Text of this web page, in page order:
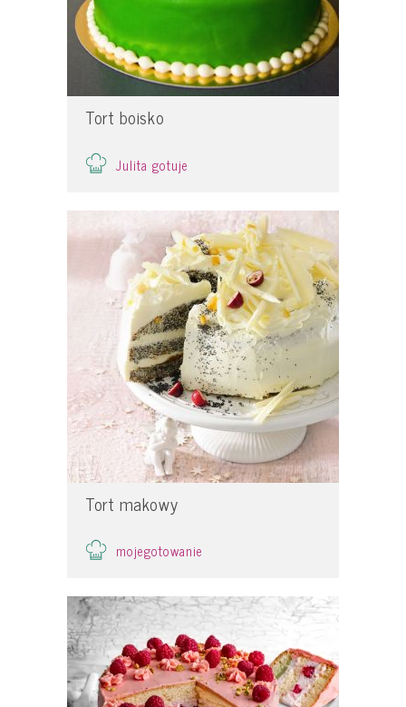
Tort boisko
Julita gotuje
Tort makowy
mojegotowanie